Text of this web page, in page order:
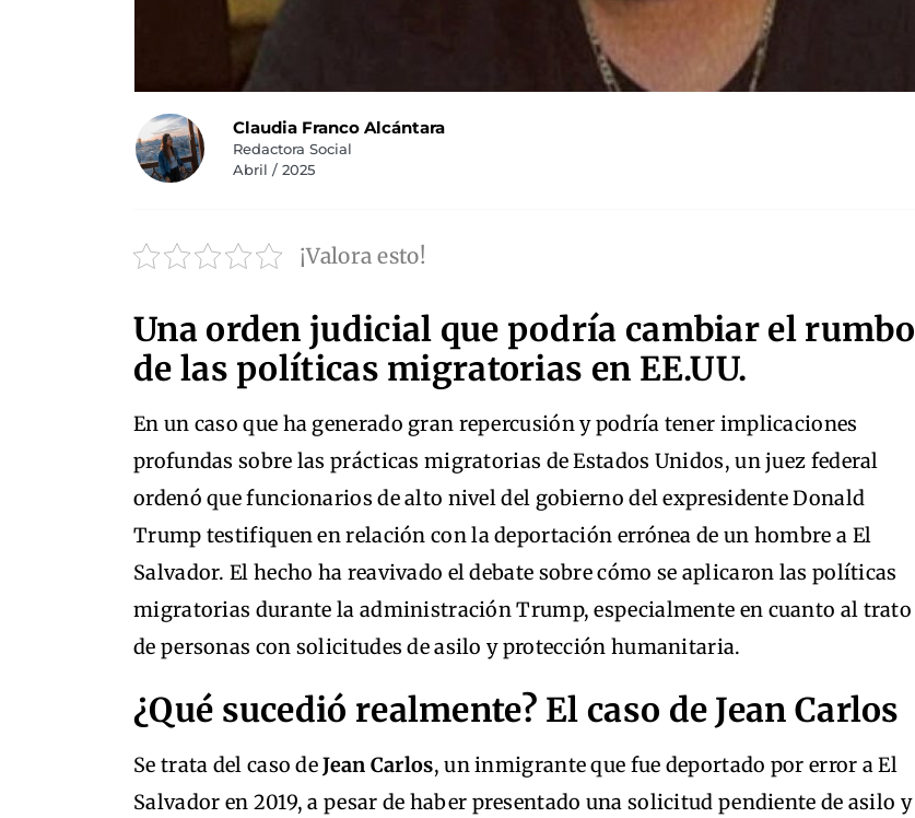
Claudia Franco Alcántara
Redactora Social
Abril / 2025
¡Valora esto!
Una orden judicial que podría cambiar el rumbo
de las políticas migratorias en EE.UU.
En un caso que ha generado gran repercusión y podría tener implicaciones
profundas sobre las prácticas migratorias de Estados Unidos, un juez federal
ordenó que funcionarios de alto nivel del gobierno del expresidente Donald
Trump testifiquen en relación con la deportación errónea de un hombre a El
Salvador. El hecho ha reavivado el debate sobre cómo se aplicaron las políticas
migratorias durante la administración Trump, especialmente en cuanto al trato
de personas con solicitudes de asilo y protección humanitaria.
¿Qué sucedió realmente? El caso de Jean Carlos
Se trata del caso deJean Carlos, un inmigrante que fue deportado por error a El
Salvador en 2019, a pesar de haber presentado una solicitud pendiente de asilo y